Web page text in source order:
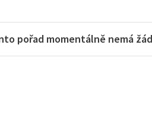
pořad momentálně nemá